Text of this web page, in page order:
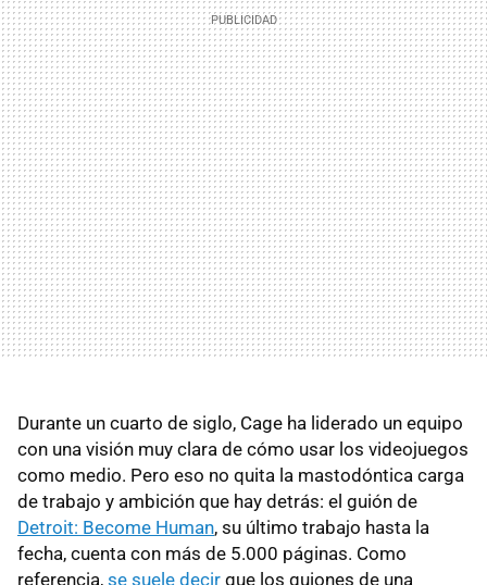
Durante un cuarto de siglo, Cage ha liderado un equipo
con una visión muy clara de cómo usar los videojuegos
como medio. Pero eso no quita la mastodóntica carga
de trabajo y ambición que hay detrás: el guión de
Detroit: Become Human, su último trabajo hasta la
fecha, cuenta con más de 5.000 páginas. Como
referencia, se suele decir que los guiones de una